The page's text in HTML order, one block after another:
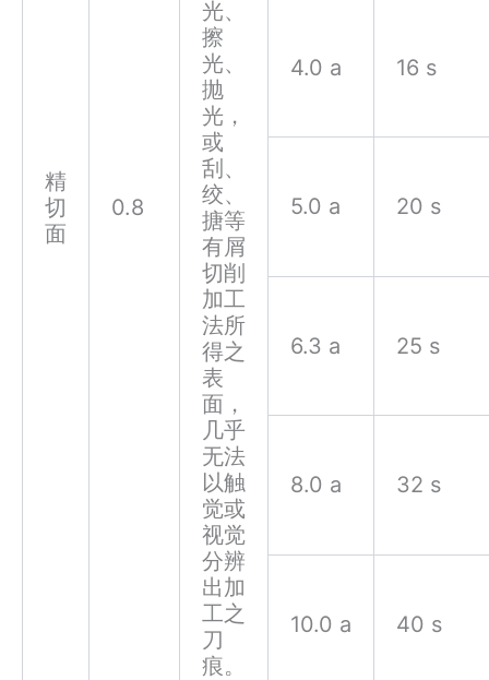
精
切
面
0.8
光、
擦
光、
抛
光，
或
刮、
绞、
搪等
有屑
切削
加工
法所
得之
表
面，
几乎
无法
以触
觉或
视觉
分辨
出加
工之
刀
痕。
4.0 a 16 s
5.0 a 20 s
6.3 a 25 s
8.0 a 32 s
10.0 a 40 s